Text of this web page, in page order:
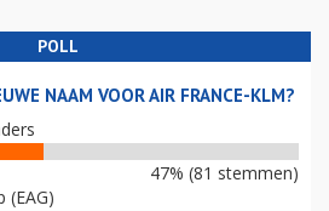
POLL
NAAM VOOR AIR FRANCE-KLM?
47% (81 stemmen)
(EAG)